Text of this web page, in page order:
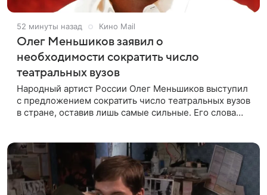
52 минуты назад Кино Mail
Олег Меньшиков заявил о
необходимости сократить число
театральных вузов
Народный артист России Олег Меньшиков выступил
с предложением сократить число театральных вузов
в стране, оставив лишь самые сильные. Его слова